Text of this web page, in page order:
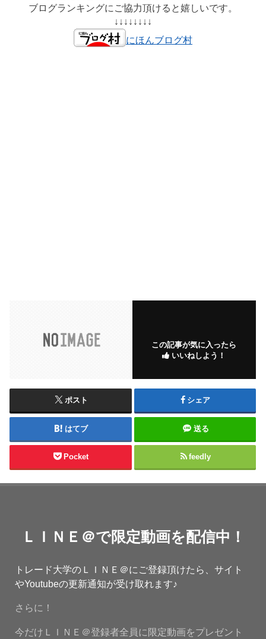
ブログランキングにご協力頂けると嬉しいです。
↓↓↓↓↓↓↓↓
にほんブログ村
この記事が気に入ったら
いいねしよう！
ポスト シェア
はてブ 送る
Pocket feedly
ＬＩＮＥ＠で限定動画を配信中！
トレード大学のＬＩＮＥ＠にご登録頂けたら、サイト
やYoutubeの更新通知が受け取れます♪
さらに！
今だけＬＩＮＥ＠登録者全員に限定動画をプレゼント